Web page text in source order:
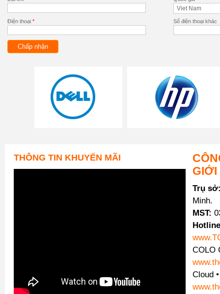
Điện thoại * Số điện thoại khác
THÔNG TIN KHUYẾN MÃI
GIỚI
Trụ
Minh.
MST:
COLO
Cloud